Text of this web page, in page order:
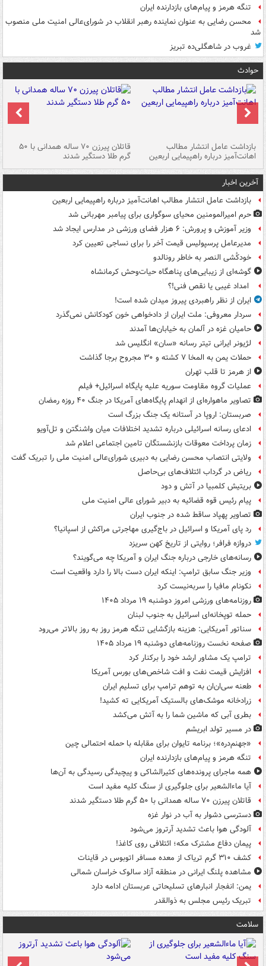
تنگه هرمز و پیام‌های بازدارنده ایران
محسن رضایی به عنوان نماینده رهبر انقلاب در شورای‌عالی امنیت ملی منصوب
شد
غروب در شاهگلی‌ده تبریز
حوادث
بازداشت عامل انتشار مطالب
اهانت‌آمیز درباره راهپیمایی اربعین
قاتلان پیرزن ۷۰ ساله همدانی با ۵۰
گرم طلا دستگیر شدند
آخرین اخبار
بازداشت عامل انتشار مطالب اهانت‌آمیز درباره راهپیمایی اربعین
حرم امیرالمومنین محیای سوگواری برای پیامبر مهربانی شد
وزیر آموزش و پرورش: ۶ هزار فضای ورزشی در مدارس ایجاد شد
مدیرعامل پرسپولیس قیمت آخر را برای نساجی تعیین کرد
خودکُشی النصر به خاطر رونالدو
گوشه‌ای از زیبایی‌های پناهگاه‌ حیات‌وحش کرمانشاه
امداد غیبی یا نقص فنی!؟
ایران از نظر راهبردی پیروز میدان شده است!
سردار معروفی: ملت ایران از دادخواهی خون کودکانش نمی‌گذرد
حامیان غزه در آلمان به خیابان‌ها آمدند
لژیونر ایرانی تیتر رسانه «سان» انگلیس شد
حملات یمن به المخا ۷ کشته و ۳۰ مجروح برجا گذاشت
از هرمز تا قلب تهران
عملیات گروه مقاومت سوریه علیه پایگاه اسرائیل+ فیلم
تصاویر ماهواره‌ای از انهدام پایگاه‌های آمریکا در جنگ ۴۰ روزه رمضان
صربستان: اروپا در آستانه یک جنگ بزرگ است
ادعای رسانه اسرائیلی درباره تشدید اختلافات میان واشنگتن و تل‌آویو
زمان پرداخت معوقات بازنشستگان تامین اجتماعی اعلام شد
ولایتی انتصاب محسن رضایی به دبیری شورای‌عالی امنیت ملی را تبریک گفت
ریاض در گرداب ائتلاف‌های بی‌حاصل
بریتیش کلمبیا در آتش و دود
پیام رئیس قوه قضائیه به دبیر شورای عالی امنیت ملی
تصاویر پهپاد ساقط شده در جنوب ایران
رد پای آمریکا و اسرائیل در باج‌گیری مهاجرتی مراکش از اسپانیا؟
دروازه فرافر؛ روایتی از تاریخ کهن سریزد
رسانه‌های خارجی درباره جنگ ایران و آمریکا چه می‌گویند؟
وزیر جنگ سابق ترامپ: اینکه ایران دست بالا را دارد واقعیت است
نکونام مافیا را سربه‌نیست کرد
روزنامه‌های ورزشی امروز دوشنبه ۱۹ مرداد ۱۴۰۵
حمله توپخانه‌ای اسرائیل به جنوب لبنان
سناتور آمریکایی: هزینه بازگشایی تنگه هرمز روز به روز بالاتر می‌رود
صفحه نخست روزنامه‌های دوشنبه ۱۹ مرداد ۱۴۰۵
ترامپ یک مشاور ارشد خود را برکنار کرد
افزایش قیمت نفت و افت شاخص‌های بورس آمریکا
طعنه سی‌ان‌ان به توهم ترامپ برای تسلیم ایران
زرادخانه موشک‌های بالستیک آمریکایی ته کشید!
بطری آبی که ماشین شما را به آتش می‌کشد
در مسیر تولد ابریشم
«جهنم‌دره»؛ برنامه تایوان برای مقابله با حمله احتمالی چین
تنگه هرمز و پیام‌های بازدارنده ایران
همه ماجرای پرونده‌های کثیرالشاکی و پیچیدگی رسیدگی به آن‌ها
آیا ماءالشعیر برای جلوگیری از سنگ کلیه مفید است
قاتلان پیرزن ۷۰ ساله همدانی با ۵۰ گرم طلا دستگیر شدند
دسترسی دشوار به آب در نوار غزه
آلودگی هوا باعث تشدید آرتروز می‌شود
پیمان دفاع مشترک مکه؛ ائتلافی روی کاغذ!
کشف ۳۱۰ گرم تریاک از معده مسافر اتوبوس در قاینات
مشاهده پلنگ ایرانی در منطقه آزاد سالوک خراسان شمالی
یمن: انفجار انبارهای تسلیحاتی عربستان ادامه دارد
تبریک رئیس مجلس به ذوالقدر
سلامت